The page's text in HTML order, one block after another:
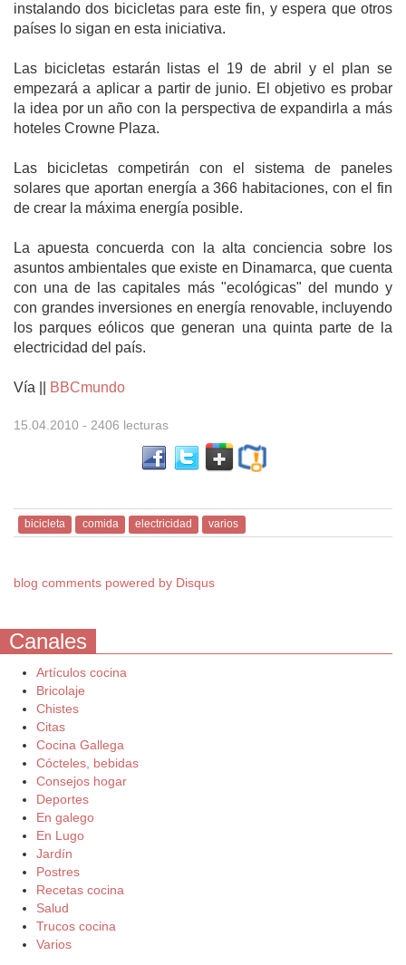
instalando dos bicicletas para este fin, y espera que otros
países lo sigan en esta iniciativa.
Las bicicletas estarán listas el 19 de abril y el plan se
empezará a aplicar a partir de junio. El objetivo es probar
la idea por un año con la perspectiva de expandirla a más
hoteles Crowne Plaza.
Las bicicletas competirán con el sistema de paneles
solares que aportan energía a 366 habitaciones, con el fin
de crear la máxima energía posible.
La apuesta concuerda con la alta conciencia sobre los
asuntos ambientales que existe en Dinamarca, que cuenta
con una de las capitales más "ecológicas" del mundo y
con grandes inversiones en energía renovable, incluyendo
los parques eólicos que generan una quinta parte de la
electricidad del país.
Vía || BBCmundo
15.04.2010 - 2406 lecturas
bicicleta comida electricidad varios
blog comments powered by Disqus
Canales
Artículos cocina
Bricolaje
Chistes
Citas
Cocina Gallega
Cócteles, bebidas
Consejos hogar
Deportes
En galego
En Lugo
Jardín
Postres
Recetas cocina
Salud
Trucos cocina
Varios